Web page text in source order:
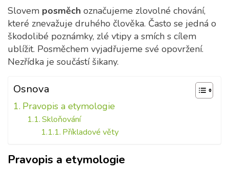
Slovem posměch označujeme zlovolné chování,
které znevažuje druhého člověka. Často se jedná o
škodolibé poznámky, zlé vtipy a smích s cílem
ublížit. Posměchem vyjadřujeme své opovržení.
Nezřídka je součástí šikany.
Osnova
Pravopis a etymologie
Skloňování
Příkladové věty
Pravopis a etymologie